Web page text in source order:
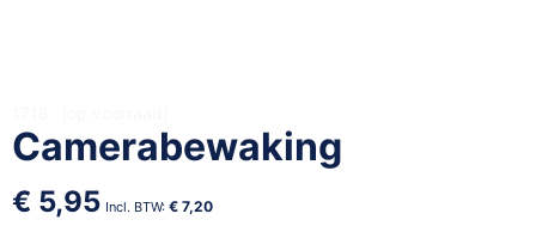
Camerabewaking
€ 5,95 € 7,20
naar
het
begin
van